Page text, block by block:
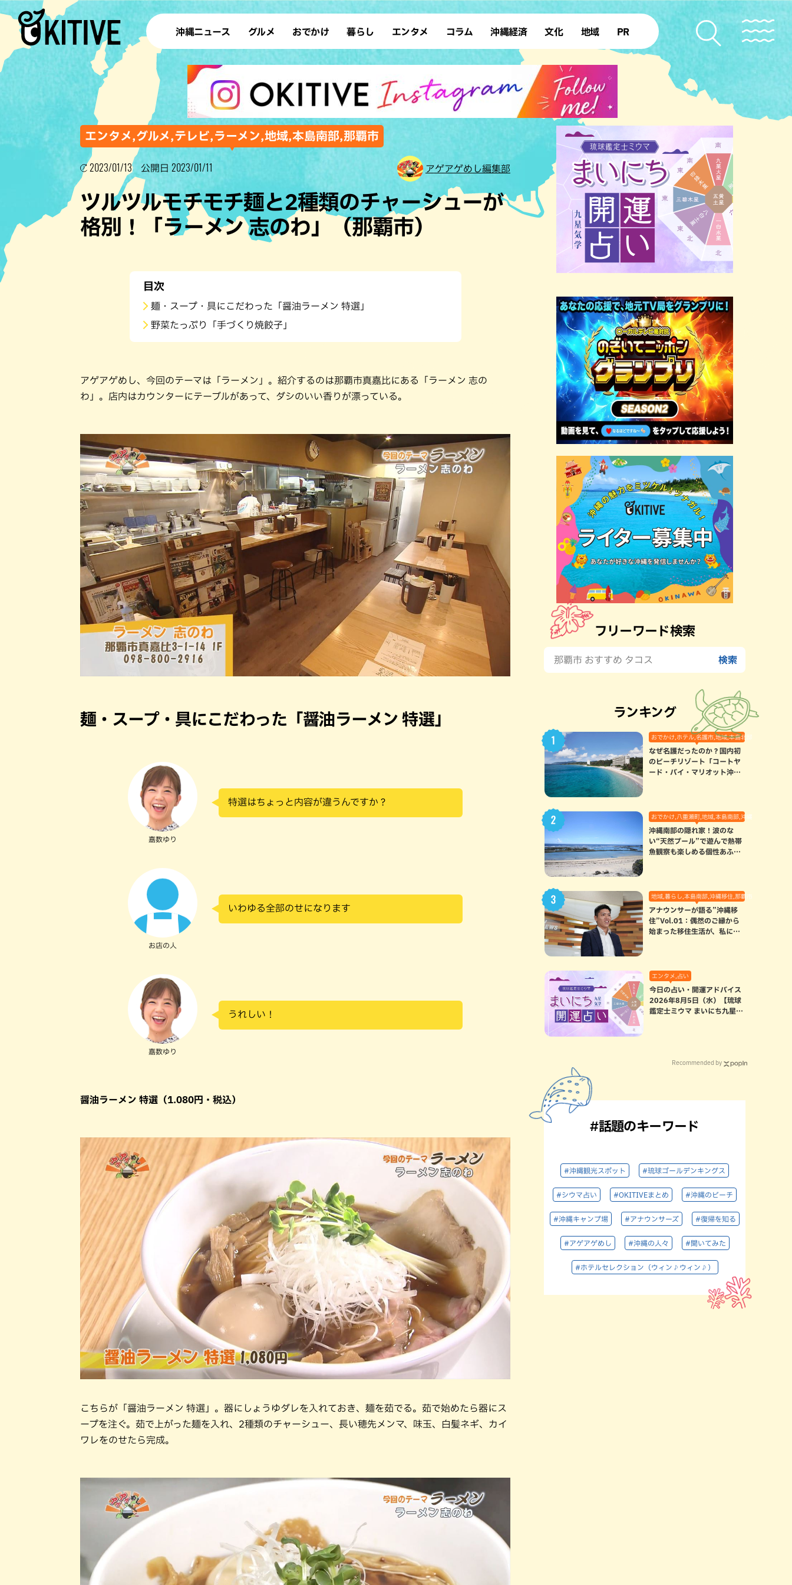
沖縄ニュース グルメ
ラーメン 沖縄そば
テイクアウト カフェ
すし・魚料理 和食・日本料理
沖縄料理 アジア・エスニック
フレンチ
ステーキ・焼肉 焼鳥・串料理
その他の肉料理 居酒屋・バー
ブッフェ・バイキング
おでかけ
デート ドライブ
散歩 ソロ活
歴史
アート
ショッピング ホテル
サウナ 公園
沖縄の海
暮らし
レシピ SDGs
ファッション ローカルニュース
沖縄移住 沖縄旧暦行事
エンタメ
スポーツ 占い
タレント・芸人 テレビ
コラム 沖縄経済 文化
復帰50年
地域
本島北部
本島南部 先島諸島
北部離島
PR
エンタメ,グルメ,テレビ,ラーメン,地域,本島南部,那覇市
2023/01/13 公開日 2023/01/11 アゲアゲめし編集部
ツルツルモチモチ麺と2種類のチャーシューが
格別！「ラーメン 志のわ」（那覇市）
目次
麺・スープ・具にこだわった「醤油ラーメン 特選」
野菜たっぷり「手づくり焼餃子」
アゲアゲめし、今回のテーマは「ラーメン」。紹介するのは那覇市真嘉比にある「ラーメン 志の
わ」。店内はカウンターにテーブルがあって、ダシのいい香りが漂っている。
麺・スープ・具にこだわった「醤油ラーメン 特選」
嘉数ゆり
特選はちょっと内容が違うんですか？
お店の人
いわゆる全部のせになります
嘉数ゆり
うれしい！
醤油ラーメン 特選（1.080円・税込）
こちらが「醤油ラーメン 特選」。器にしょうゆダレを入れておき、麺を茹でる。茹で始めたら器にス
ープを注ぐ。茹で上がった麺を入れ、2種類のチャーシュー、長い穂先メンマ、味玉、白髪ネギ、カイ
ワレをのせたら完成。
フリーワード検索
ランキング
おでかけ,ホテル,名護市,地域,本島北部
なぜ名護だったのか？国内初
のビーチリゾート「コートヤ
ード・バイ・マリオット沖縄
おでかけ,八重瀬町,地域,本島南部,沖縄の海,自然
沖縄南部の隠れ家！波のな
い“天然プール”で遊んで熱帯
魚観察も楽しめる個性あふれ
地域,暮らし,本島南部,沖縄移住,那覇市
アナウンサーが語る”沖縄移
住”Vol.01：偶然のご縁から
始まった移住生活が、私にと
エンタメ,占い
今日の占い・開運アドバイス
2026年8月5日（水）【琉球
鑑定士ミウマ まいにち九星気
Recommended by
#話題のキーワード
#沖縄観光スポット #琉球ゴールデンキングス
#シウマ占い #OKITIVEまとめ #沖縄のビーチ
#沖縄キャンプ場 #アナウンサーズ #復帰を知る
#アゲアゲめし #沖縄の人々 #聞いてみた
#ホテルセレクション（ウィン♪ウィン♪）